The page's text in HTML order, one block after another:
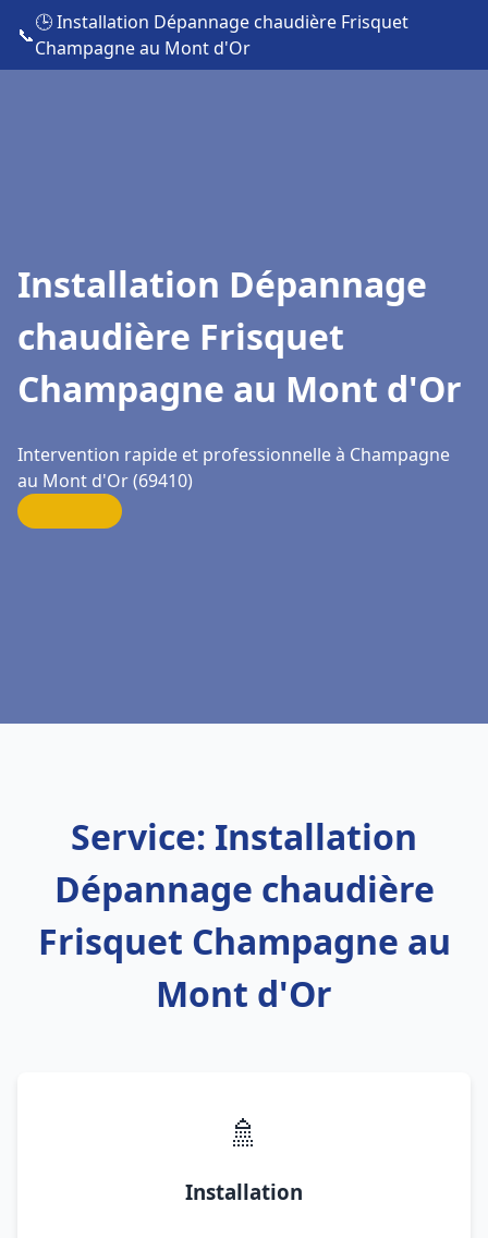
📞
🕒 Installation Dépannage chaudière Frisquet
Champagne au Mont d'Or
Installation Dépannage
chaudière Frisquet
Champagne au Mont d'Or
Intervention rapide et professionnelle à Champagne
au Mont d'Or (69410)
Service: Installation
Dépannage chaudière
Frisquet Champagne au
Mont d'Or
🚿
Installation